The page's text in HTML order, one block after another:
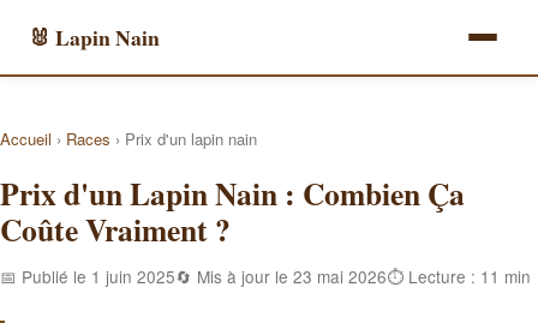
🐰 Lapin Nain
Accueil › Races › Prix d'un lapin nain
Prix d'un Lapin Nain : Combien Ça
Coûte Vraiment ?
📅 Publié le 1 juin 2025🔄 Mis à jour le 23 mai 2026⏱ Lecture : 11 min